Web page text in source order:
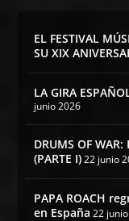
EL FESTIVAL
SU XIX
LA GIRA
junio 2026
DRUMS OF WAR:
(PARTE I) 22 junio
PAPA ROACH
en España 22